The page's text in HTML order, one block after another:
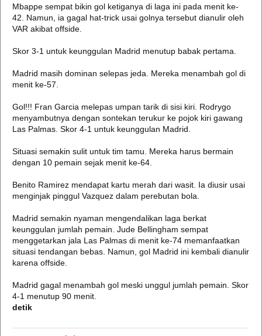
Mbappe sempat bikin gol ketiganya di laga ini pada menit ke-
42. Namun, ia gagal hat-trick usai golnya tersebut dianulir oleh
VAR akibat offside.
Skor 3-1 untuk keunggulan Madrid menutup babak pertama.
Madrid masih dominan selepas jeda. Mereka menambah gol di
menit ke-57.
Gol!!! Fran Garcia melepas umpan tarik di sisi kiri. Rodrygo
menyambutnya dengan sontekan terukur ke pojok kiri gawang
Las Palmas. Skor 4-1 untuk keunggulan Madrid.
Situasi semakin sulit untuk tim tamu. Mereka harus bermain
dengan 10 pemain sejak menit ke-64.
Benito Ramirez mendapat kartu merah dari wasit. Ia diusir usai
menginjak pinggul Vazquez dalam perebutan bola.
Madrid semakin nyaman mengendalikan laga berkat
keunggulan jumlah pemain. Jude Bellingham sempat
menggetarkan jala Las Palmas di menit ke-74 memanfaatkan
situasi tendangan bebas. Namun, gol Madrid ini kembali dianulir
karena offside.
Madrid gagal menambah gol meski unggul jumlah pemain. Skor
4-1 menutup 90 menit.
detik